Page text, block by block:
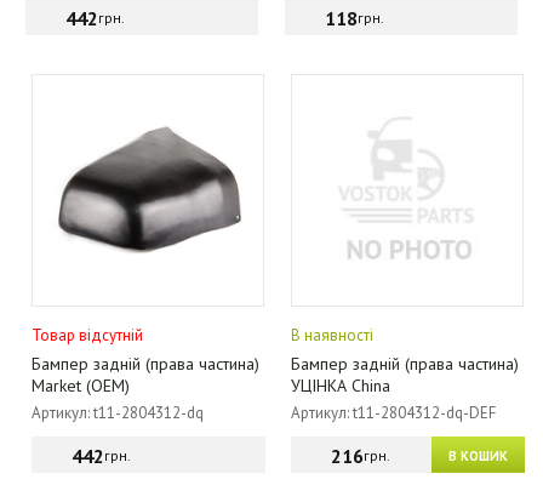
442грн. 118грн.
Товар відсутній
Бампер задній (права частина)
Market (OEM)
Артикул: t11-2804312-dq
442грн.
В наявності
Бампер задній (права частина)
УЦІНКА China
Артикул: t11-2804312-dq-DEF
В КОШИК
216грн.